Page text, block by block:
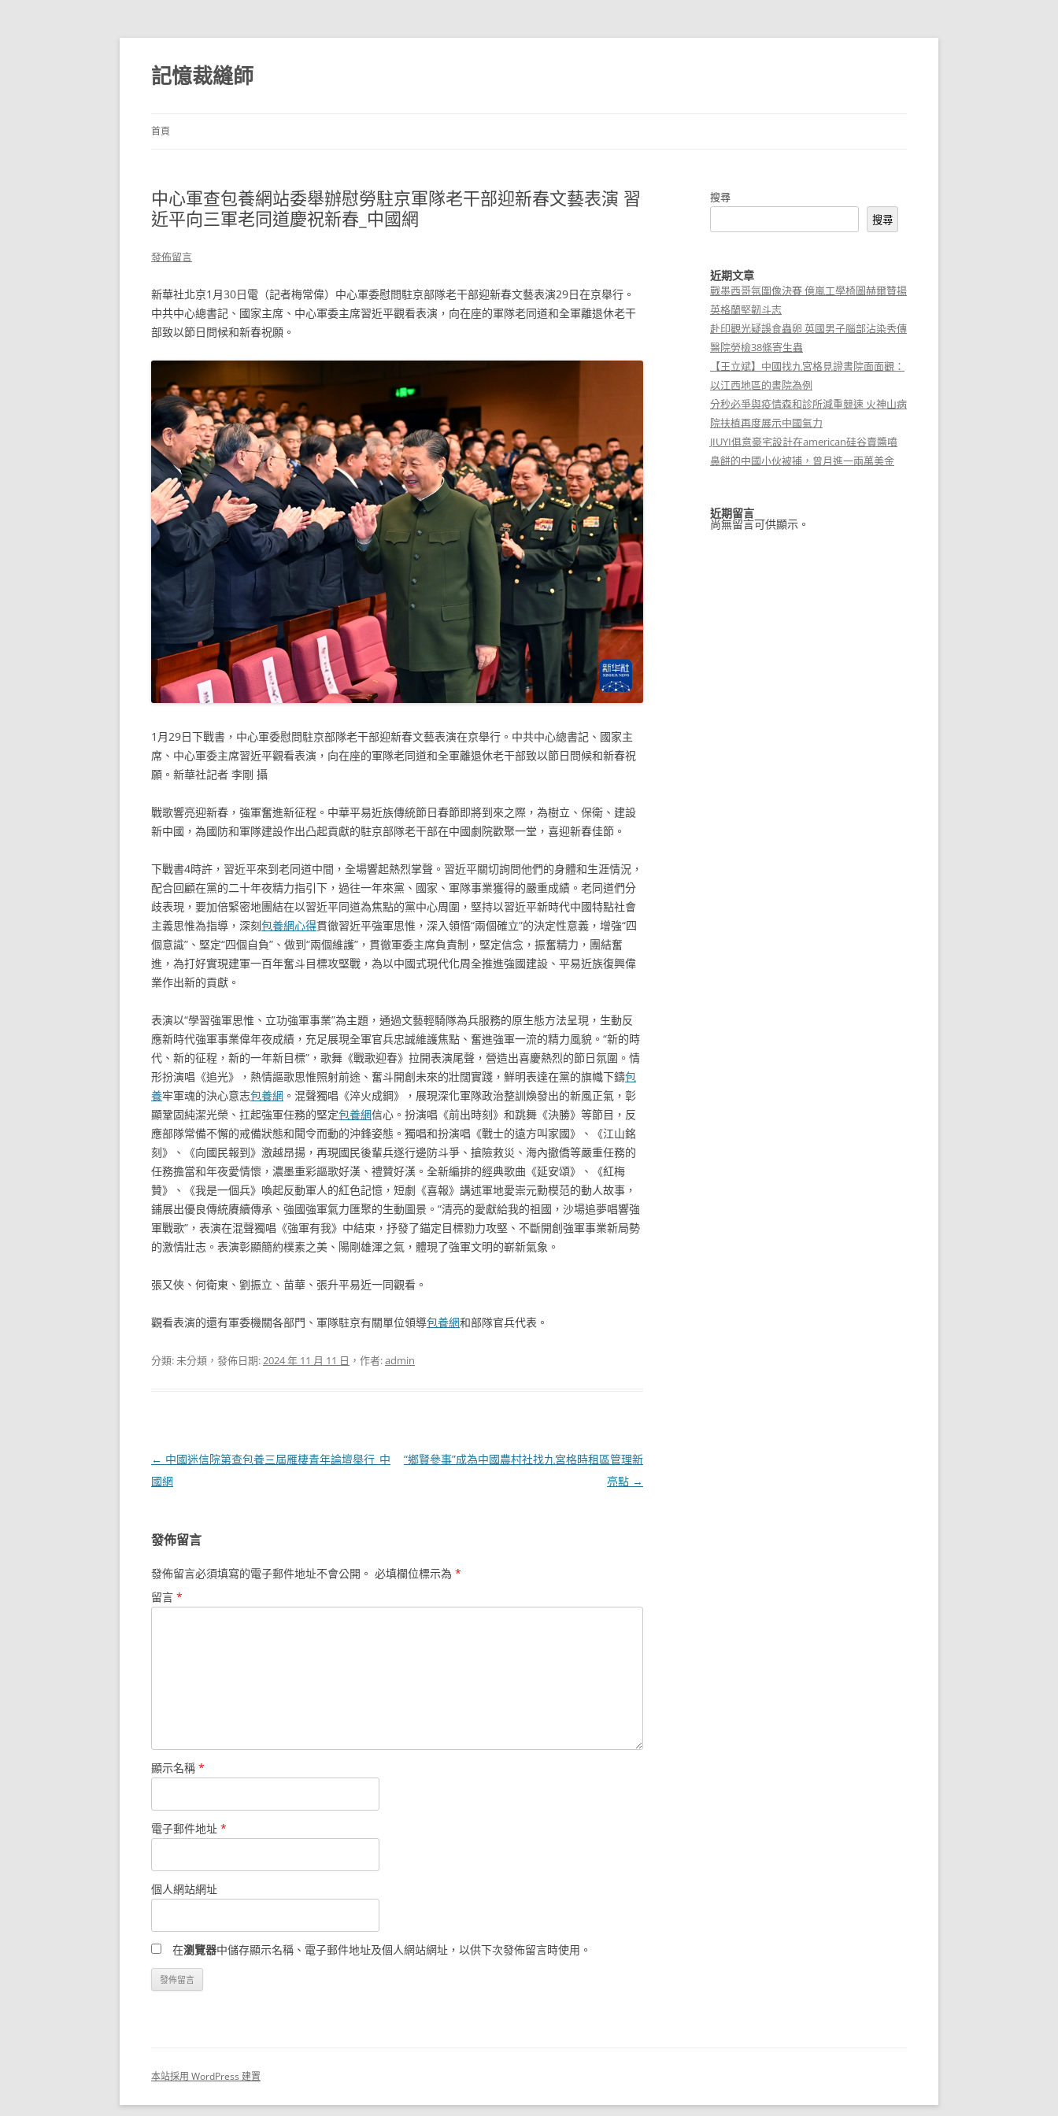
跳
主
要
內
記憶裁縫師
首頁
中心軍查包養網站委舉辦慰勞駐京軍隊老干部迎新春文藝表演 習
近平向三軍老同道慶祝新春_中國網
發佈留言
新華社北京1月30日電（記者梅常偉）中心軍委慰問駐京部隊老干部迎新春文藝表演29日在京舉行。
中共中心總書記、國家主席、中心軍委主席習近平觀看表演，向在座的軍隊老同道和全軍離退休老干
部致以節日問候和新春祝願。
1月29日下戰書，中心軍委慰問駐京部隊老干部迎新春文藝表演在京舉行。中共中心總書記、國家主
席、中心軍委主席習近平觀看表演，向在座的軍隊老同道和全軍離退休老干部致以節日問候和新春祝
願。新華社記者 李剛 攝
戰歌響亮迎新春，強軍奮進新征程。中華平易近族傳統節日春節即將到來之際，為樹立、保衛、建設
新中國，為國防和軍隊建設作出凸起貢獻的駐京部隊老干部在中國劇院歡聚一堂，喜迎新春佳節。
下戰書4時許，習近平來到老同道中間，全場響起熱烈掌聲。習近平關切詢問他們的身體和生涯情況，
配合回顧在黨的二十年夜精力指引下，過往一年來黨、國家、軍隊事業獲得的嚴重成績。老同道們分
歧表現，要加倍緊密地團結在以習近平同道為焦點的黨中心周圍，堅持以習近平新時代中國特點社會
主義思惟為指導，深刻包養網心得貫徹習近平強軍思惟，深入領悟“兩個確立”的決定性意義，增強“四
個意識”、堅定“四個自負”、做到“兩個維護”，貫徹軍委主席負責制，堅定信念，振奮精力，團結奮
進，為打好實現建軍一百年奮斗目標攻堅戰，為以中國式現代化周全推進強國建設、平易近族復興偉
業作出新的貢獻。
表演以“學習強軍思惟、立功強軍事業”為主題，通過文藝輕騎隊為兵服務的原生態方法呈現，生動反
應新時代強軍事業偉年夜成績，充足展現全軍官兵忠誠維護焦點、奮進強軍一流的精力風貌。“新的時
代、新的征程，新的一年新目標”，歌舞《戰歌迎春》拉開表演尾聲，營造出喜慶熱烈的節日氛圍。情
形扮演唱《追光》，熱情謳歌思惟照射前途、奮斗開創未來的壯闊實踐，鮮明表達在黨的旗幟下鑄包
養牢軍魂的決心意志包養網 。混聲獨唱《淬火成鋼》，展現深化軍隊政治整訓煥發出的新風正氣，彰
顯鞏固純潔光榮、扛起強軍任務的堅定包養網信心。扮演唱《前出時刻》和跳舞《決勝》等節目，反
應部隊常備不懈的戒備狀態和聞令而動的沖鋒姿態。獨唱和扮演唱《戰士的遠方叫家國》、《江山銘
刻》、《向國民報到》激越昂揚，再現國民後輩兵遂行邊防斗爭、搶險救災、海內撤僑等嚴重任務的
任務擔當和年夜愛情懷，濃墨重彩謳歌好漢、禮贊好漢。全新編排的經典歌曲《延安頌》、《紅梅
贊》、《我是一個兵》喚起反動軍人的紅色記憶，短劇《喜報》講述軍地愛崇元勳模范的動人故事，
鋪展出優良傳統賡續傳承、強國強軍氣力匯聚的生動圖景。“清亮的愛獻給我的祖國，沙場追夢唱響強
軍戰歌”，表演在混聲獨唱《強軍有我》中結束，抒發了錨定目標勠力攻堅、不斷開創強軍事業新局勢
的激情壯志。表演彰顯簡約樸素之美、陽剛雄渾之氣，體現了強軍文明的嶄新氣象。
張又俠、何衛東、劉振立、苗華、張升平易近一同觀看。
觀看表演的還有軍委機關各部門、軍隊駐京有關單位領導包養網和部隊官兵代表。
分類: 未分類，發佈日期:2024 年 11 月 11 日 ，作者:admin
文
章
← 中國迷信院第查包養三屆雁棲青年論壇舉行_中
國網
“鄉賢參事”成為中國農村社找九宮格時租區管理新
亮點 →
發佈留言
發佈留言必須填寫的電子郵件地址不會公開。 必填欄位標示為 *
留言 *
顯示名稱 *
電子郵件地址 *
個人網站網址
在瀏覽器中儲存顯示名稱、電子郵件地址及個人網站網址，以供下次發佈留言時使用。
搜尋
搜尋
近期文章
戰墨西哥氛圍像決賽 億嵐工學椅圖赫爾贊揚
英格蘭堅韌斗志
赴印觀光疑誤食蟲卵 英國男子腦部沾染秀傳
醫院勞檢38條寄生蟲
【王立斌】中國找九宮格見證書院面面觀：
以江西地區的書院為例
分秒必爭與疫情森和診所減重競速 火神山病
院扶植再度展示中國氣力
JIUYI俱意豪宅設計在american硅谷賣醬噴
鼻餅的中國小伙被捕，曾月進一兩萬美金
近期留言
尚無留言可供顯示。
本站採用 WordPress 建置